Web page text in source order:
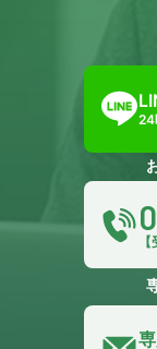
24